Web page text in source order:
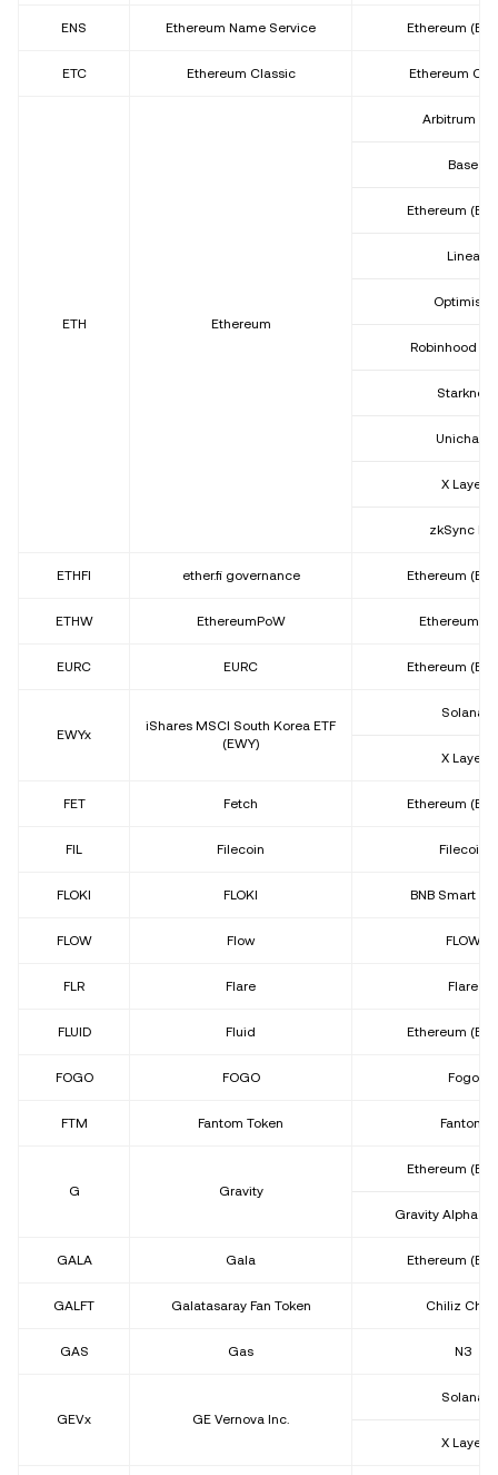
ENS Ethereum Name Service Ethereum
ETC Ethereum Classic Ethereum
ETH Ethereum
Arbitrum
Base
Ethereum
Linea
Optimism
Robinhood
Starknet
Unichain
X Layer
zkSync Era
ETHFI ether.fi governance Ethereum
ETHW EthereumPoW
EURC EURC Ethereum
EWYx
iShares MSCI South Korea ETF
(EWY)
Solana
X Layer
FET Fetch Ethereum
FIL Filecoin Filecoin
FLOKI FLOKI BNB Smart
FLOW Flow FLOW
FLR Flare Flare
FLUID Fluid Ethereum
FOGO FOGO Fogo
FTM Fantom Token Fantom
G Gravity
Ethereum
Gravity Alpha
GALA Gala Ethereum
GALFT Galatasaray Fan Token Chiliz
GAS Gas N3
GEVx GE Vernova Inc.
Solana
X Layer